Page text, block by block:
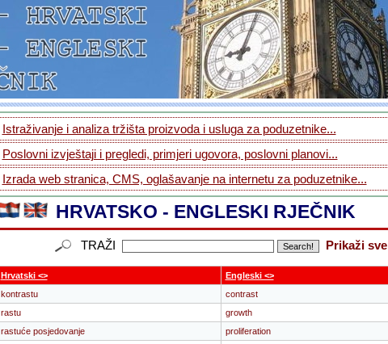
Istraživanje i analiza tržišta proizvoda i usluga za poduzetnike...
Poslovni izvještaji i pregledi, primjeri ugovora, poslovni planovi...
Izrada web stranica, CMS, oglašavanje na internetu za poduzetnike...
HRVATSKO - ENGLESKI RJEČNIK
TRAŽI Prikaži sve
Hrvatski <>
Engleski <>
kontrastu
contrast
rastu
growth
rastuće posjedovanje
proliferation